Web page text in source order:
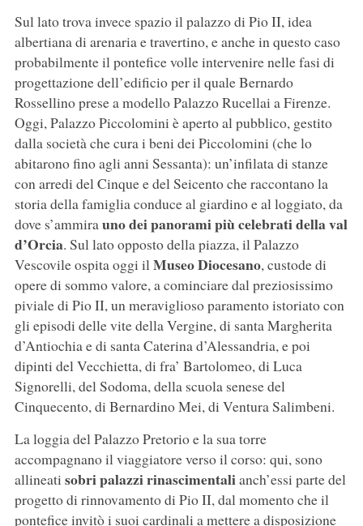
Sul lato trova invece spazio il palazzo di Pio II, idea
albertiana di arenaria e travertino, e anche in questo caso
probabilmente il pontefice volle intervenire nelle fasi di
progettazione dell’edificio per il quale Bernardo
Rossellino prese a modello Palazzo Rucellai a Firenze.
Oggi, Palazzo Piccolomini è aperto al pubblico, gestito
dalla società che cura i beni dei Piccolomini (che lo
abitarono fino agli anni Sessanta): un’infilata di stanze
con arredi del Cinque e del Seicento che raccontano la
storia della famiglia conduce al giardino e al loggiato, da
dove s’ammirauno dei panorami più celebrati della val
d’Orcia. Sul lato opposto della piazza, il Palazzo
Vescovile ospita oggi ilMuseo Diocesano, custode di
opere di sommo valore, a cominciare dal preziosissimo
piviale di Pio II, un meraviglioso paramento istoriato con
gli episodi delle vite della Vergine, di santa Margherita
d’Antiochia e di santa Caterina d’Alessandria, e poi
dipinti del Vecchietta, di fra’ Bartolomeo, di Luca
Signorelli, del Sodoma, della scuola senese del
Cinquecento, di Bernardino Mei, di Ventura Salimbeni.
La loggia del Palazzo Pretorio e la sua torre
accompagnano il viaggiatore verso il corso: qui, sono
allineati sobri palazzi rinascimentalianch’essi parte del
progetto di rinnovamento di Pio II, dal momento che il
pontefice invitò i suoi cardinali a mettere a disposizione